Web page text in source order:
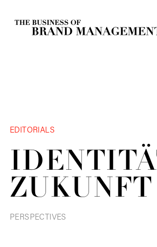
EDITORIALS
ZUKUNFT
PERSPECTIVES